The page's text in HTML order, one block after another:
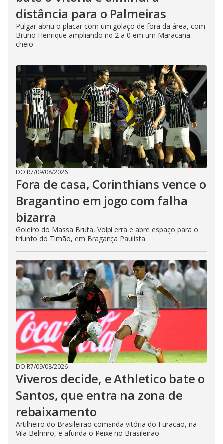
distância para o Palmeiras
Pulgar abriu o placar com um golaço de fora da área, com
Bruno Henrique ampliando no 2 a 0 em um Maracanã
cheio
DO R7/09/08/2026
Fora de casa, Corinthians vence o
Bragantino em jogo com falha
bizarra
Goleiro do Massa Bruta, Volpi erra e abre espaço para o
triunfo do Timão, em Bragança Paulista
DO R7/09/08/2026
Viveros decide, e Athletico bate o
Santos, que entra na zona de
rebaixamento
Artilheiro do Brasileirão comanda vitória do Furacão, na
Vila Belmiro, e afunda o Peixe no Brasileirão